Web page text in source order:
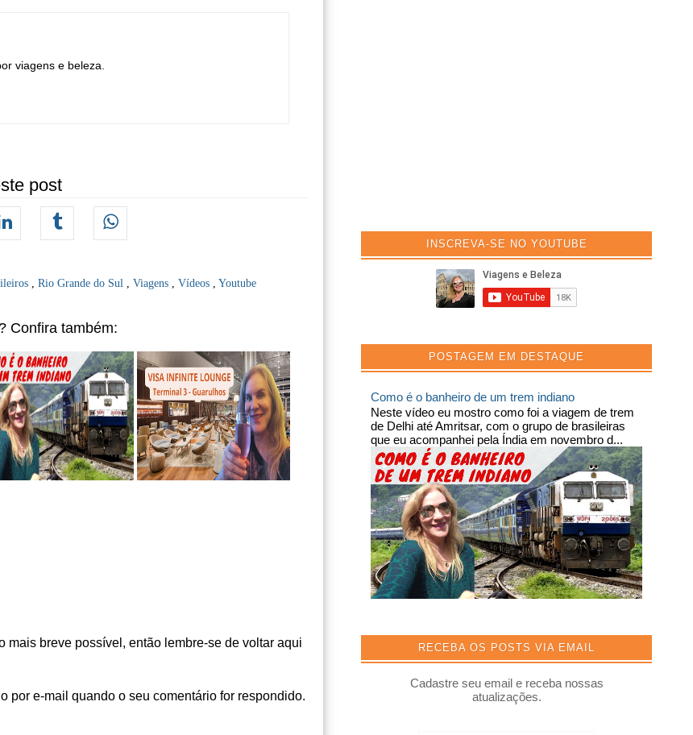
viagens e beleza.
post
,Rio Grande do Sul ,Viagens ,Vídeos ,Youtube
Confira também:
mais breve possível, então lembre-se de voltar aqui
por e-mail quando o seu comentário for respondido.
INSCREVA-SE NO YOUTUBE
POSTAGEM EM DESTAQUE
Como é o banheiro de um trem indiano
Neste vídeo eu mostro como foi a viagem de trem
de Delhi até Amritsar, com o grupo de brasileiras
que eu acompanhei pela Índia em novembro d...
RECEBA OS POSTS VIA EMAIL
Cadastre seu email e receba nossas
atualizações.